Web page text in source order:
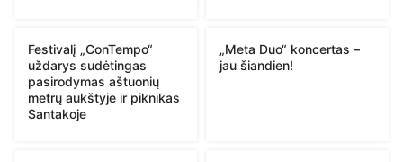
Festivalį „ConTempo“
uždarys sudėtingas
pasirodymas aštuonių
metrų aukštyje ir piknikas
Santakoje
„Meta Duo“ koncertas –
jau šiandien!